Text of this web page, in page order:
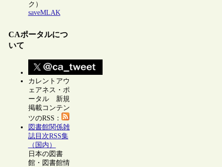
ク）
saveMLAK
CAポータルにつ
いて
カレントアウ
ェアネス・ポ
ータル 新規
掲載コンテン
ツのRSS：
図書館関係雑
誌目次RSS集
（国内）
日本の図書
館・図書館情